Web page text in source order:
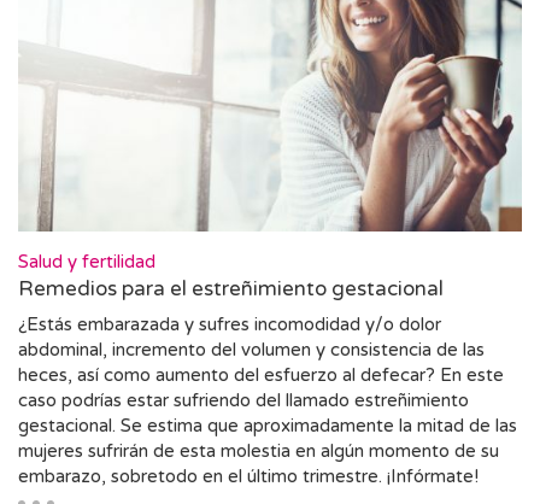
Salud y fertilidad
Remedios para el estreñimiento gestacional
¿Estás embarazada y sufres incomodidad y/o dolor
abdominal, incremento del volumen y consistencia de las
heces, así como aumento del esfuerzo al defecar? En este
caso podrías estar sufriendo del llamado estreñimiento
gestacional. Se estima que aproximadamente la mitad de las
mujeres sufrirán de esta molestia en algún momento de su
embarazo, sobretodo en el último trimestre. ¡Infórmate!